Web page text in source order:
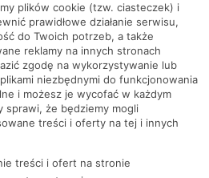
plików cookie (tzw. ciasteczek) i
prawidłowe działanie serwisu,
do Twoich potrzeb, a także
reklamy na innych stronach
zgodę na wykorzystywanie lub
niezbędnymi do funkcjonowania
i możesz je wycofać w każdym
sprawi, że będziemy mogli
treści i oferty na tej i innych
treści i ofert na stronie